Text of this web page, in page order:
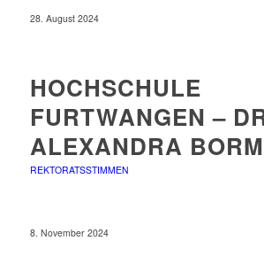
28. August 2024
HOCHSCHULE
FURTWANGEN –
ALEXANDRA
REKTORATSSTIMMEN
8. November 2024